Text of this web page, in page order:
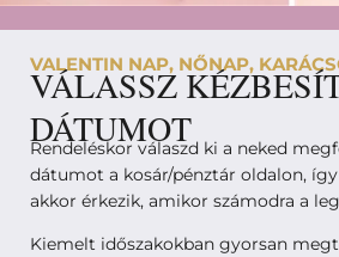
VALENTIN NAP, NŐNAP,
VÁLASSZ
DÁTUMOT
Rendeléskor válaszd ki a neked
dátumot a kosár/pénztár oldalon,
akkor érkezik, amikor számodra a
Kiemelt időszakokban gyorsan